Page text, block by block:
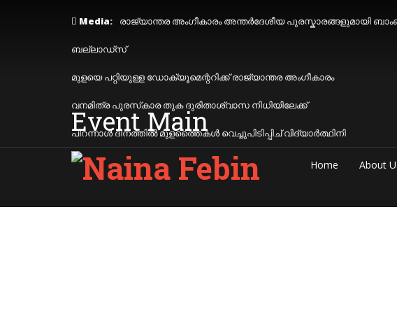
Media: രാജ്യാന്തര അംഗീകാരം അന്തർദേശീയ പുരസ്കാരങ്ങളുമായി
ബല്ലാഡ്സ്
മുളയെ പറ്റിയുള്ള ഡോക്യൂമെന്ററിക്ക് രാജ്യാന്തര അംഗീകാരം
വനമിത്ര പുരസ്‌കാര തുക ദുരിതാശ്വാസ നിധിയിലേക്ക്
പിറന്നാൾ ദിനത്തിൽ മുളത്തൈകൾ വെച്ചുപിടിപ്പിച് വിദ്യാർത്ഥിനി
Home About
Event Main